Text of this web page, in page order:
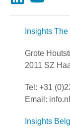
Insights
Grote
2011 SZ
Tel: +31
Email:
Insights